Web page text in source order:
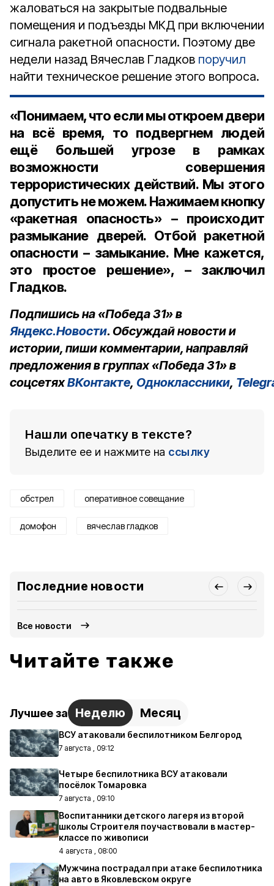
жаловаться на закрытые подвальные
помещения и подъезды МКД при включении
сигнала ракетной опасности. Поэтому две
недели назад Вячеслав Гладков поручил
найти техническое решение этого вопроса.
«Понимаем, что если мы откроем двери
на всё время, то подвергнем людей
ещё большей угрозе в рамках
возможности совершения
террористических действий. Мы этого
допустить не можем. Нажимаем кнопку
«ракетная опасность» – происходит
размыкание дверей. Отбой ракетной
опасности – замыкание. Мне кажется,
это простое решение», – заключил
Гладков.
Подпишись на «Победа 31» в
Яндекс.Новости. Обсуждай новости и
истории, пиши комментарии, направляй
предложения в группах «Победа 31» в
соцсетяхВКонтакте, Одноклассники,
Нашли опечатку в тексте?
Выделите ее и нажмите на ссылку
обстрел оперативное совещание
домофон вячеслав гладков
Последние новости
Все новости
Читайте также
Лучшее за Неделю Месяц
ВСУ атаковали беспилотником Белгород
7 августа , 09:12
Четыре беспилотника ВСУ атаковали
посёлок Томаровка
7 августа , 09:10
Воспитанники детского лагеря из второй
школы Строителя поучаствовали в мастер-
классе по живописи
4 августа , 08:00
Мужчина пострадал при атаке беспилотника
на авто в Яковлевском округе